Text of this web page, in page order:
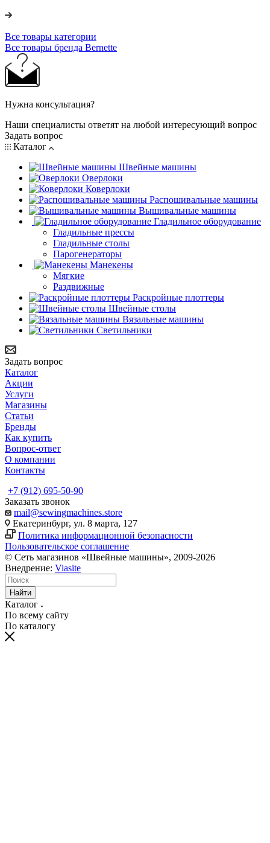
Все товары категории
Все товары бренда Bernette
Нужна консультация?
Наши специалисты ответят на любой интересующий вопрос
Задать вопрос
Каталог
Швейные машины
Оверлоки
Коверлоки
Распошивальные машины
Вышивальные машины
Гладильное оборудование
Гладильные прессы
Гладильные столы
Парогенераторы
Манекены
Мягкие
Раздвижные
Раскройные плоттеры
Швейные столы
Вязальные машины
Светильники
Задать вопрос
Каталог
Акции
Услуги
Магазины
Статьи
Бренды
Как купить
Вопрос-ответ
О компании
Контакты
+7 (912) 695-50-90
Заказать звонок
mail@sewingmachines.store
Екатеринбург, ул. 8 марта, 127
Политика информационной безопасности
Пользовательское соглашение
© Сеть магазинов «Швейные машины», 2009-2026
Внедрение: Viasite
Найти
Каталог
По всему сайту
По каталогу